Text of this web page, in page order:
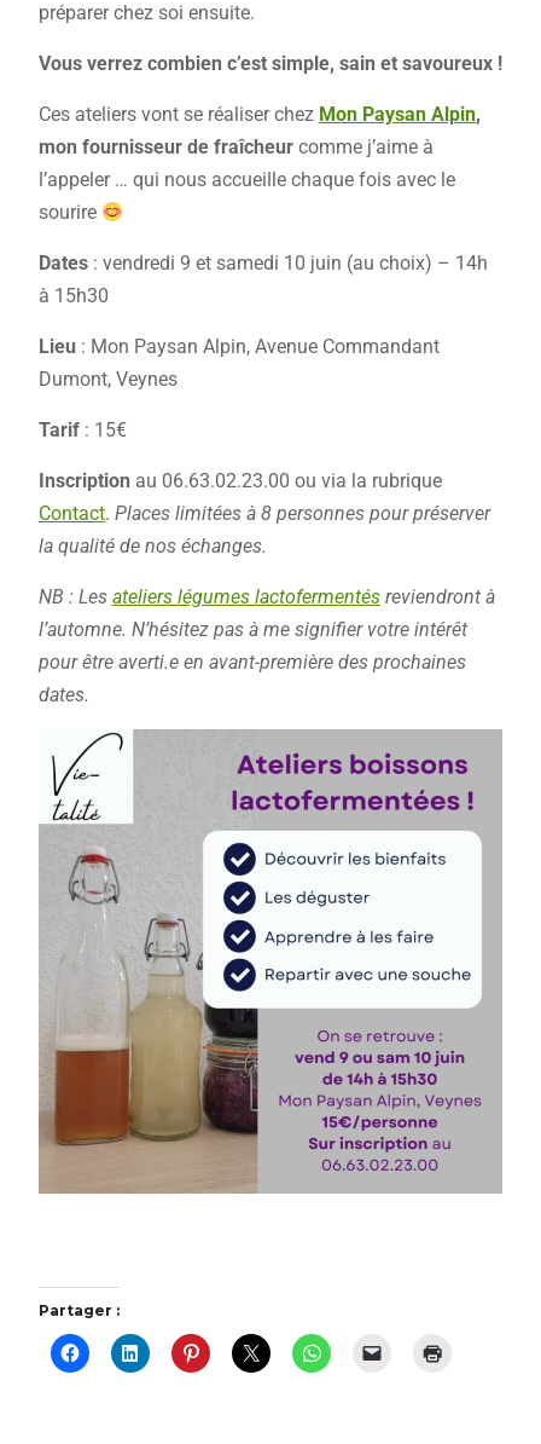
préparer chez soi ensuite.
Vous verrez combien c’est simple, sain et savoureux !
Ces ateliers vont se réaliser chez Mon Paysan Alpin,
mon fournisseur de fraîcheurcomme j’aime à
l’appeler … qui nous accueille chaque fois avec le
sourire
Dates: vendredi 9 et samedi 10 juin (au choix) – 14h
à 15h30
Lieu : Mon Paysan Alpin, Avenue Commandant
Dumont, Veynes
Tarif: 15€
Inscription au 06.63.02.23.00 ou via la rubrique
Contact. Places limitées à 8 personnes pour préserver
la qualité de nos échanges.
NB : Les ateliers légumes lactofermentésreviendront à
l’automne. N’hésitez pas à me signifier votre intérêt
pour être averti.e en avant-première des prochaines
dates.
Partager :